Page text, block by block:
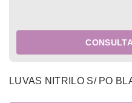
LUVAS NITRILO S/ PO